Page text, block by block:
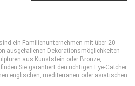
ein Familienunternehmen mit über 20
ausgefallenen Dekorationsmöglichkeiten
aus Kunststein oder Bronze,
Sie garantiert den richtigen Eye-Catcher
englischen, mediterranen oder asiatischen